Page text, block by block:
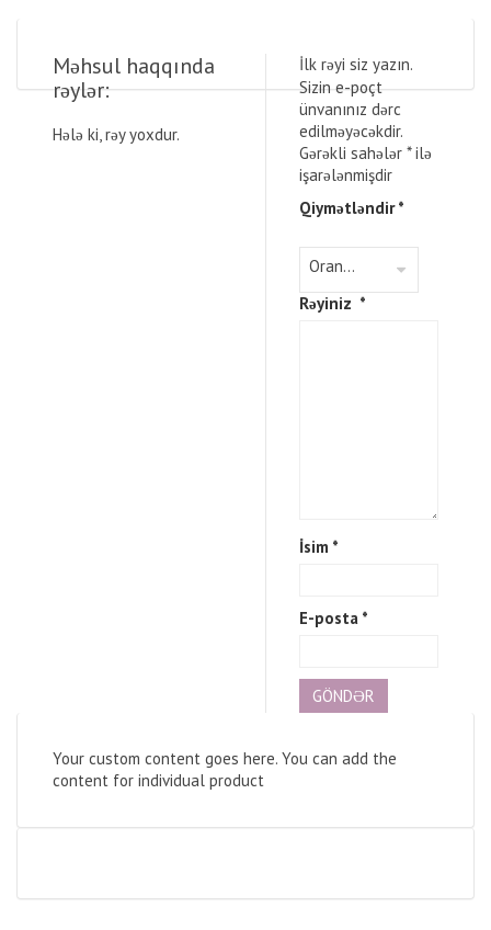
Məhsul haqqında
rəylər:
Hələ ki, rəy yoxdur.
İlk rəyi siz yazın.
Sizin e-poçt
ünvanınız dərc
edilməyəcəkdir.
Gərəkli sahələr *ilə
işarələnmişdir
Qiymətləndir*
Rəyiniz *
İsim *
E-posta *
Your custom content goes here. You can add the
content for individual product